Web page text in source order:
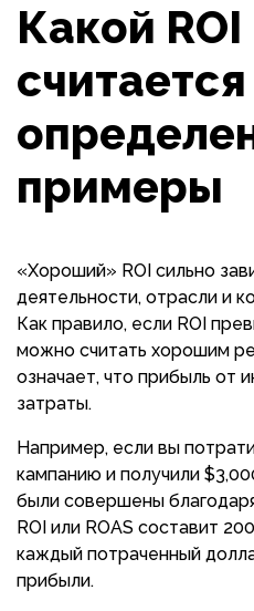
Какой ROI
примеры
«Хороший» ROI сильно
деятельности, отрасли и
Как правило, если ROI
можно считать хорошим
означает, что прибыль от
затраты.
Например, если вы
кампанию и получили
были совершены
ROI или ROAS составит
каждый потраченный
прибыли.